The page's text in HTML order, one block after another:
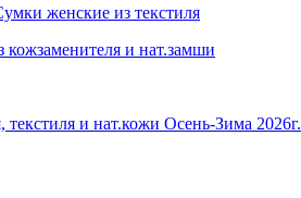
женские из текстиля
и нат.замши
и нат.кожи Осень-Зима 2026г.